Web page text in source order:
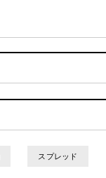
スプレッド